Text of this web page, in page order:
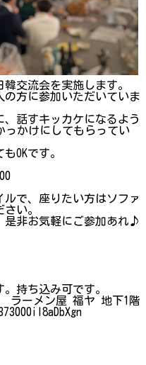
交流会を実施します。
の方に参加いただいていま
話すキッカケになるよう
っかけにしてもらってい
OKです。
で、座りたい方はソファ
い。
是非お気軽にご参加あれ♪
持ち込み可です。
ラーメン屋 福ヤ 地下1階